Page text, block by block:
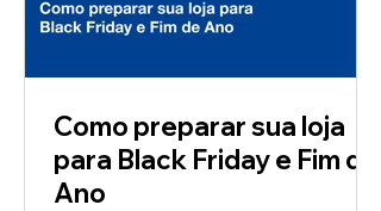
Como preparar sua loja
para Black Friday e Fim de
Ano